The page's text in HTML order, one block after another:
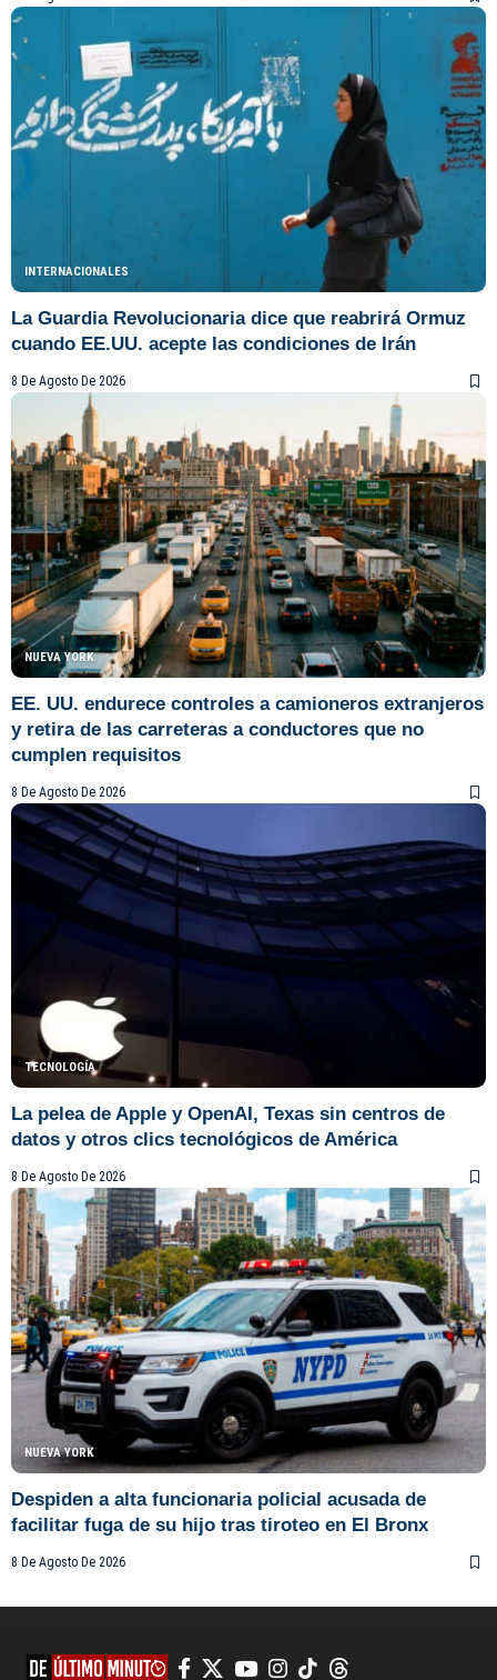
INTERNACIONALES
La Guardia Revolucionaria dice que reabrirá Ormuz
cuando EE.UU. acepte las condiciones de Irán
8 De Agosto De 2026
NUEVA YORK
EE. UU. endurece controles a camioneros extranjeros
y retira de las carreteras a conductores que no
cumplen requisitos
8 De Agosto De 2026
TECNOLOGÍA
La pelea de Apple y OpenAI, Texas sin centros de
datos y otros clics tecnológicos de América
8 De Agosto De 2026
NUEVA YORK
Despiden a alta funcionaria policial acusada de
facilitar fuga de su hijo tras tiroteo en El Bronx
8 De Agosto De 2026